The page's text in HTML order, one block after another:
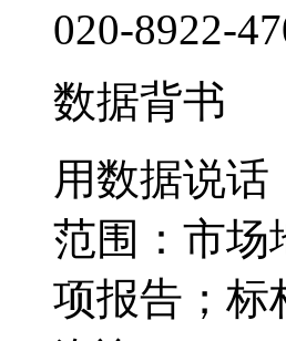
020-8922-
数据背书
用数据说话
范围：市场
项报告；标